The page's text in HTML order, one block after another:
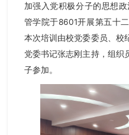
加强入党积极分子的思想
管学院于8601开展第五十
本次培训由校党委委员、校
党委书记张志刚主持，组织
子参加。